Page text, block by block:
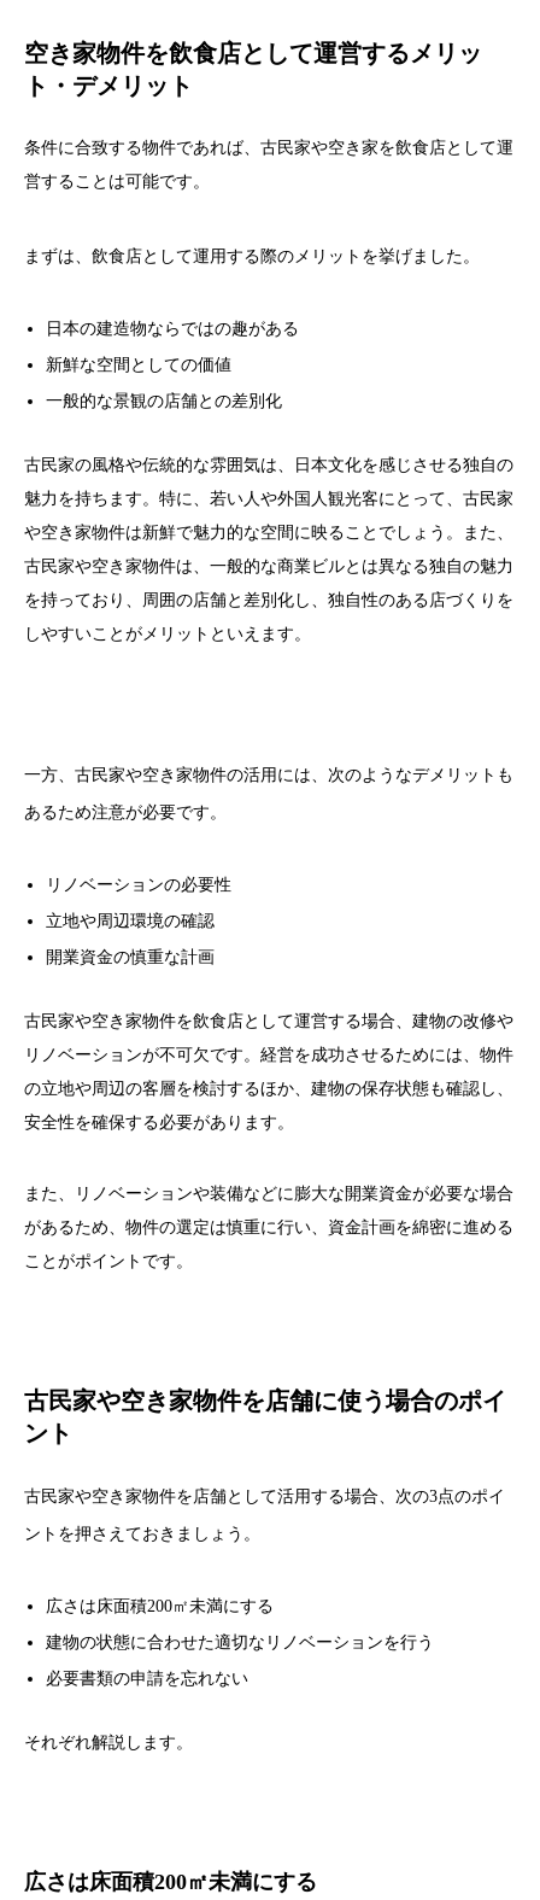
空き家物件を飲食店として運営するメリッ
ト・デメリット
条件に合致する物件であれば、古民家や空き家を飲食店として運
営することは可能です。
まずは、飲食店として運用する際のメリットを挙げました。
日本の建造物ならではの趣がある
新鮮な空間としての価値
一般的な景観の店舗との差別化
古民家の風格や伝統的な雰囲気は、日本文化を感じさせる独自の
魅力を持ちます。特に、若い人や外国人観光客にとって、古民家
や空き家物件は新鮮で魅力的な空間に映ることでしょう。また、
古民家や空き家物件は、一般的な商業ビルとは異なる独自の魅力
を持っており、周囲の店舗と差別化し、独自性のある店づくりを
しやすいことがメリットといえます。
一方、古民家や空き家物件の活用には、次のようなデメリットも
あるため注意が必要です。
リノベーションの必要性
立地や周辺環境の確認
開業資金の慎重な計画
古民家や空き家物件を飲食店として運営する場合、建物の改修や
リノベーションが不可欠です。経営を成功させるためには、物件
の立地や周辺の客層を検討するほか、建物の保存状態も確認し、
安全性を確保する必要があります。
また、リノベーションや装備などに膨大な開業資金が必要な場合
があるため、物件の選定は慎重に行い、資金計画を綿密に進める
ことがポイントです。
古民家や空き家物件を店舗に使う場合のポイ
ント
古民家や空き家物件を店舗として活用する場合、次の3点のポイ
ントを押さえておきましょう。
広さは床面積200㎡未満にする
建物の状態に合わせた適切なリノベーションを行う
必要書類の申請を忘れない
それぞれ解説します。
広さは床面積200㎡未満にする